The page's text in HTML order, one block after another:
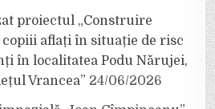
proiectul „Construire
aflați în situație de risc
în localitatea Podu Nărujei,
Vrancea” 24/06/2026